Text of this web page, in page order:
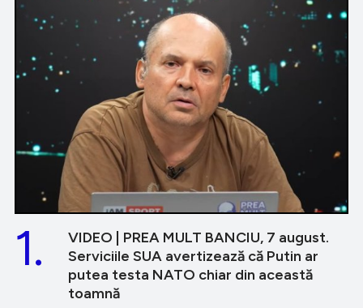
VIDEO | PREA MULT BANCIU, 7 august.
Serviciile SUA avertizează că Putin ar
putea testa NATO chiar din această
toamnă
1.